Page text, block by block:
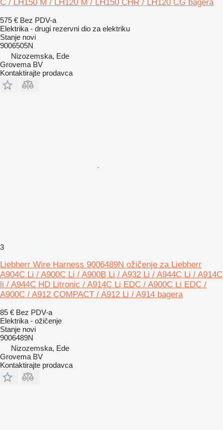
C / LH150 M / LH120 M / LH150 CHR / LH120 CG bagera
575 € Bez PDV-a
Elektrika - drugi rezervni dio za elektriku
Stanje novi
9006505N
Nizozemska, Ede
Grovema BV
Kontaktirajte prodavca
3
Liebherr Wire Harness 9006489N ožičenje za Liebherr
A904C Li / A900C Li / A900B Li / A932 Li / A944C Li / A914C
li / A944C HD Litronic / A914C Li EDC / A900C Li EDC /
A900C / A912 COMPACT / A912 Li / A914 bagera
85 € Bez PDV-a
Elektrika - ožičenje
Stanje novi
9006489N
Nizozemska, Ede
Grovema BV
Kontaktirajte prodavca